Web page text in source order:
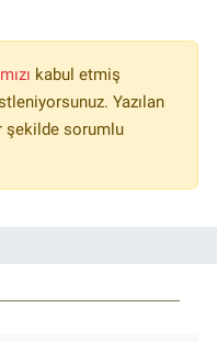
kabul etmiş
Yazılan
şekilde sorumlu